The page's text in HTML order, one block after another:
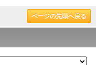
ページの先頭へ戻る